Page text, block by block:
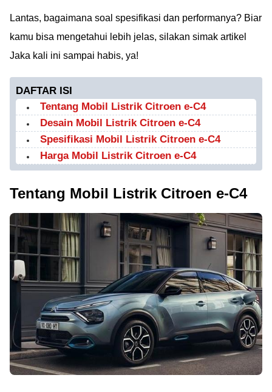
Lantas, bagaimana soal spesifikasi dan performanya? Biar
kamu bisa mengetahui lebih jelas, silakan simak artikel
Jaka kali ini sampai habis, ya!
DAFTAR ISI
Tentang Mobil Listrik Citroen e-C4
Desain Mobil Listrik Citroen e-C4
Spesifikasi Mobil Listrik Citroen e-C4
Harga Mobil Listrik Citroen e-C4
Tentang Mobil Listrik Citroen e-C4